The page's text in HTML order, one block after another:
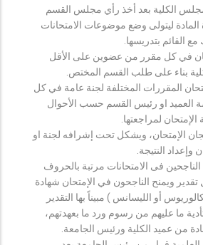
الكلية بعد أخذ رأي مجلس القسم
ليتولى وضع موضوعات الامتحانات
القائم بتدريسها.
في كل مقرر من عضوين على الأقل
بناء على طلب القسم المختص.
المقررات المختلفة لجنة عامة في كل
العميد او رئيس القسم حسب الأحوال
لمراجعتها.
الإمتحان، ويشكل تحت إشرافه لجنة او
وإعداد النتيجة.
فى الامتحانات مرتبة بالحروف
تقدير ويمنح الناجحون في الإمتحان شهادة
أو الليسانس ) مبيناً بها التقدير
ما عليهم من رسوم ورد ما بعهدتهم،
من عميد الكلية ورئيس الجامعة.